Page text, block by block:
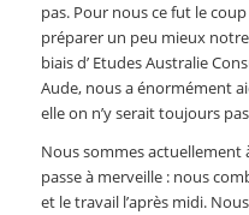
pas. Pour nous ce fut le
préparer un peu mieux
biais d’ Etudes Australie
Aude, nous a énormément
elle on n’y serait toujours
Nous sommes actuellement
passe à merveille : nous
et le travail l’après midi.